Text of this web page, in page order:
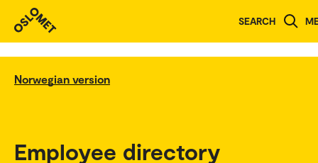
SEARCH
Norwegian version
Employee directory